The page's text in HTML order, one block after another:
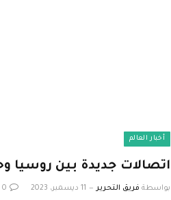
أخبار العالم
اتصالات جديدة بين روسيا
بواسطة فريق التحرير 11 ديسمبر، 2023 0